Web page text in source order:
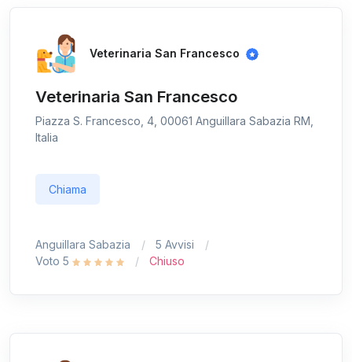
Veterinaria San Francesco
Veterinaria San Francesco
Piazza S. Francesco, 4, 00061 Anguillara Sabazia RM,
Italia
Chiama
Anguillara Sabazia
5 Avvisi
Voto 5
Chiuso